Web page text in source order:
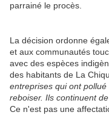
parrainé le procès.
La décision ordonne
et aux communautés
avec des espèces
des habitants de La
entreprises qui ont
reboiser. Ils continuent
Ce n'est pas une